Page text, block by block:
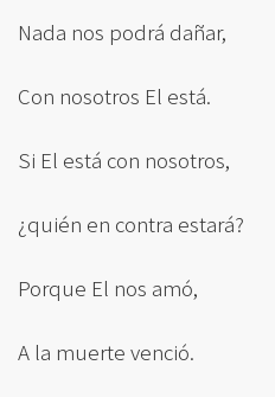
Nada nos podrá dañar,
Con nosotros El está.
Si El está con nosotros,
¿quién en contra estará?
Porque El nos amó,
A la muerte venció.